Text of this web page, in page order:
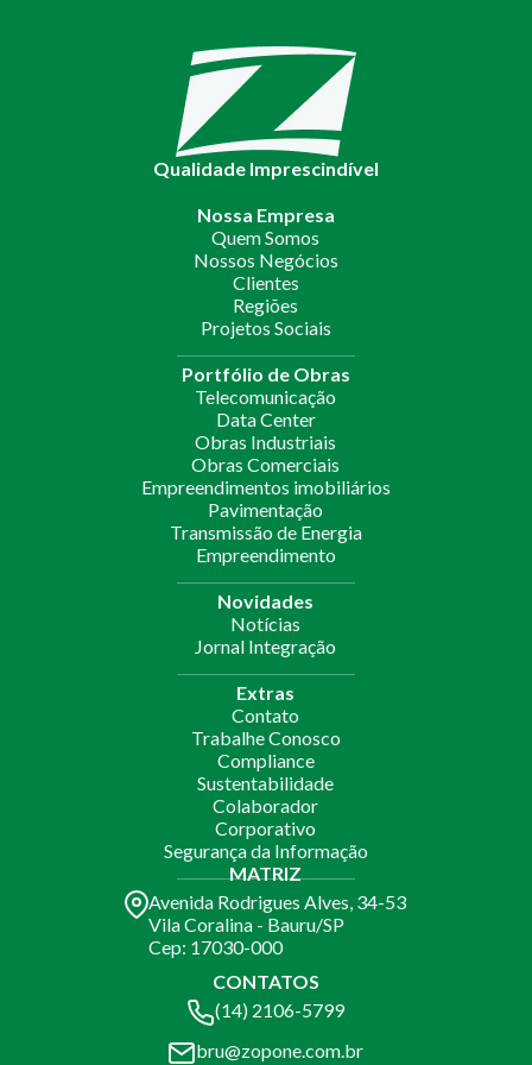
Qualidade Imprescindível
Nossa Empresa
Quem Somos
Nossos Negócios
Clientes
Regiões
Projetos Sociais
Portfólio de Obras
Telecomunicação
Data Center
Obras Industriais
Obras Comerciais
Empreendimentos imobiliários
Pavimentação
Transmissão de Energia
Empreendimento
Novidades
Notícias
Jornal Integração
Extras
Contato
Trabalhe Conosco
Compliance
Sustentabilidade
Colaborador
Corporativo
Segurança da Informação
MATRIZ
Avenida Rodrigues Alves, 34-53
Vila Coralina - Bauru/SP
Cep: 17030-000
CONTATOS
(14) 2106-5799
bru@zopone.com.br